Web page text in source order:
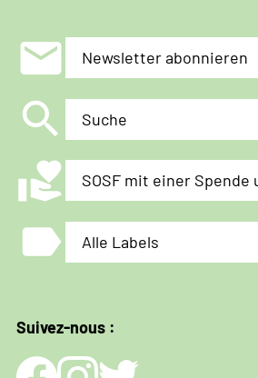
mail Newsletter abonnieren
search Suche
volunteer_activism SOSF mit einer
label Alle Labels
Suivez-nous :